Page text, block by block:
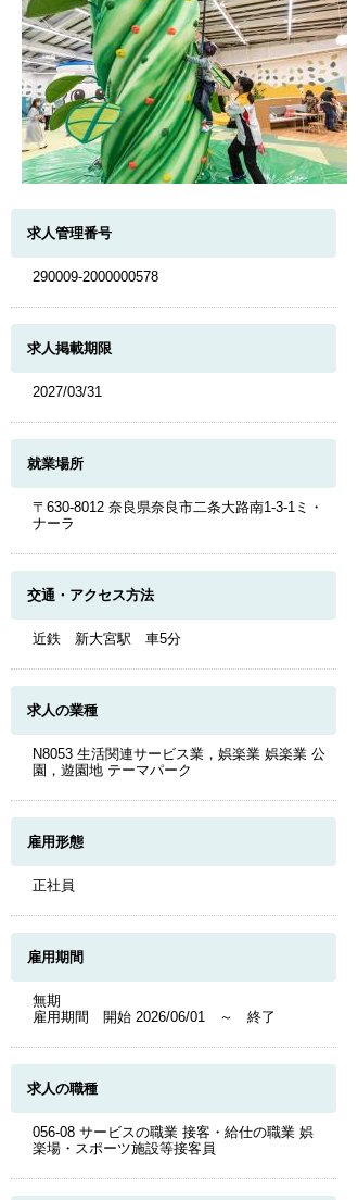
求人管理番号
290009-2000000578
求人掲載期限
2027/03/31
就業場所
〒630-8012 奈良県奈良市二条大路南1-3-1ミ・
ナーラ
交通・アクセス方法
近鉄 新大宮駅 車5分
求人の業種
N8053 生活関連サービス業，娯楽業 娯楽業 公
園，遊園地 テーマパーク
雇用形態
正社員
雇用期間
無期
雇用期間 開始 2026/06/01 ～ 終了
求人の職種
056-08 サービスの職業 接客・給仕の職業 娯
楽場・スポーツ施設等接客員